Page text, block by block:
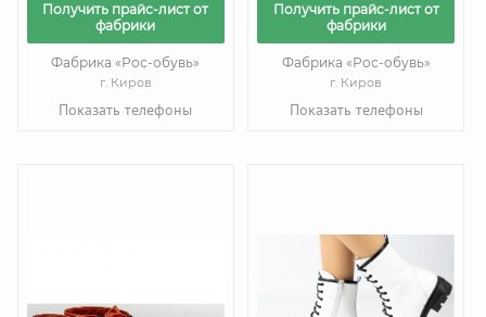
Получить прайс-лист от
фабрики
Фабрика «Рос-обувь»
г. Киров
Показать телефоны
Получить прайс-лист от
фабрики
Фабрика «Рос-обувь»
г. Киров
Показать телефоны